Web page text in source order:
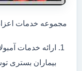
مجموعه خدمات
ارائه خدمات
بیماران بستری